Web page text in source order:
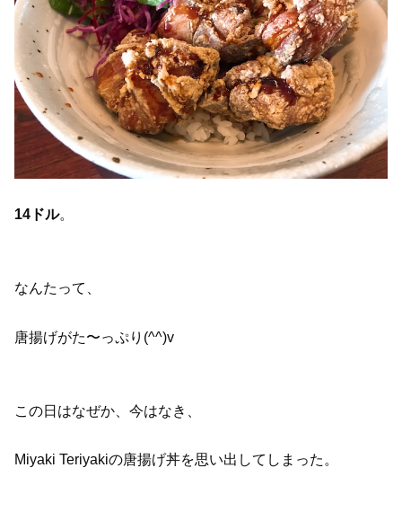
14ドル。
なんたって、
唐揚げがた〜っぷり(^^)v
この日はなぜか、今はなき、
Miyaki Teriyakiの唐揚げ丼を思い出してしまった。